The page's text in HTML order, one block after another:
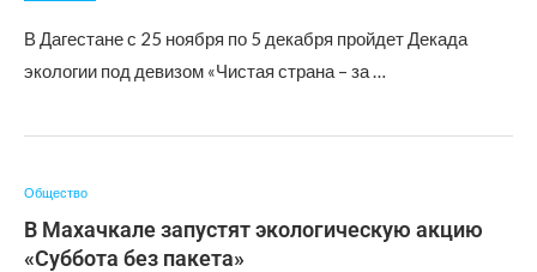
В Дагестане с 25 ноября по 5 декабря пройдет Декада
экологии под девизом «Чистая страна – за …
Общество
В Махачкале запустят экологическую акцию
«Суббота без пакета»